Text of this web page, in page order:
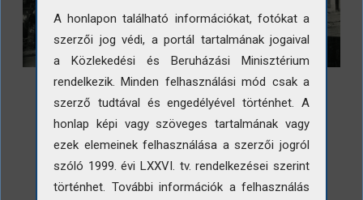
LETÖLTÉS
A honlapon található információkat, fotókat a
szerzői jog védi, a portál tartalmának jogaival
a Közlekedési és Beruházási Minisztérium
rendelkezik. Minden felhasználási mód csak a
szerző tudtával és engedélyével történhet. A
honlap képi vagy szöveges tartalmának vagy
ezek elemeinek felhasználása a szerzői jogról
szóló 1999. évi LXXVI. tv. rendelkezései szerint
történhet. További információk a felhasználás